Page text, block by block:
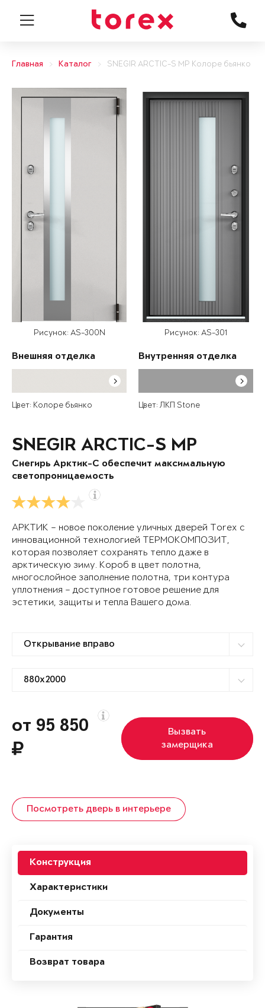
Главная Каталог SNEGIR ARCTIC-S MP Колоре бьянко
Рисунок: AS-300N
Внешняя отделка
Цвет: Колоре бьянко
Рисунок: AS-301
Внутренняя отделка
Цвет: ЛКП Stone
SNEGIR ARCTIC-S MP
Снегирь Арктик-С обеспечит максимальную
светопроницаемость
АРКТИК – новое поколение уличных дверей Torex с
инновационной технологией ТЕРМОКОМПОЗИТ,
которая позволяет сохранять тепло даже в
арктическую зиму. Короб в цвет полотна,
многослойное заполнение полотна, три контура
уплотнения – доступное готовое решение для
эстетики, защиты и тепла Вашего дома.
от 95 850
Вызвать
замерщика
Посмотреть дверь в интерьере
Конструкция
Характеристики
Документы
Гарантия
Возврат товара